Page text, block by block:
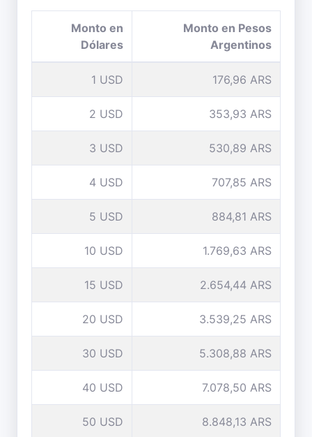
Monto en
Dólares
Monto en Pesos
Argentinos
1 USD 176,96 ARS
2 USD 353,93 ARS
3 USD 530,89 ARS
4 USD 707,85 ARS
5 USD 884,81 ARS
10 USD 1.769,63 ARS
15 USD 2.654,44 ARS
20 USD 3.539,25 ARS
30 USD 5.308,88 ARS
40 USD 7.078,50 ARS
50 USD 8.848,13 ARS